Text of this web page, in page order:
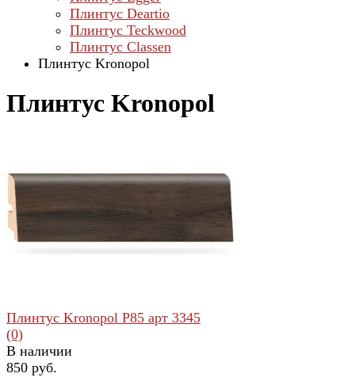
Плинтус Deartio
Плинтус Teckwood
Плинтус Classen
Плинтус Kronopol
Плинтус Kronopol
Плинтус Kronopol Р85 арт 3345
(0)
В наличии
850 руб.